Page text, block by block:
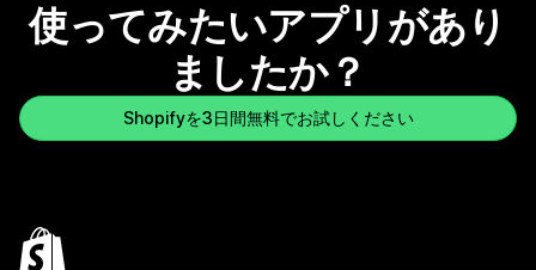
使ってみたいアプリがあり
ましたか？
Shopifyを3日間無料でお試しください